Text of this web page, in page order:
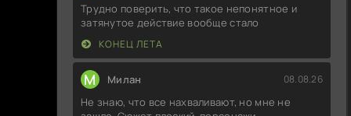
Трудно поверить, что такое непонятное и
затянутое действие вообще стало
КОНЕЦ ЛЕТА
М Милан 08.08.26
Не знаю, что все нахваливают, но мне не